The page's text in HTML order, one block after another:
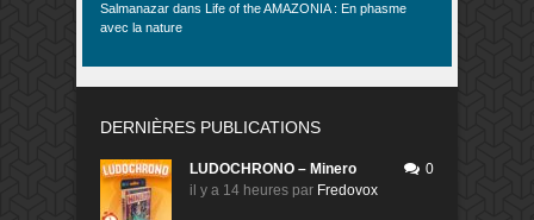
Salmanazar dans Life of the AMAZONIA : En phasme
avec la nature
DERNIÈRES PUBLICATIONS
LUDOCHRONO – Minero
il y a 14 heures par Fredovox
0